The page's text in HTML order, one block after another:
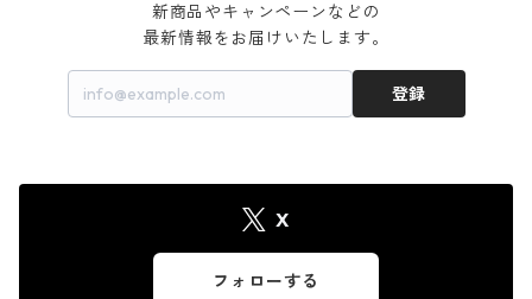
新商品やキャンペーンなどの
最新情報をお届けいたします。
登録
X
フォローする